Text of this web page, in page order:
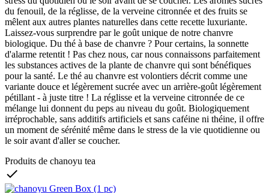
du fenouil, de la réglisse, de la verveine citronnée et des fruits se
mêlent aux autres plantes naturelles dans cette recette luxuriante.
Laissez-vous surprendre par le goût unique de notre chanvre
biologique. Du thé à base de chanvre ? Pour certains, la sonnette
d'alarme retentit ! Pas chez nous, car nous connaissons parfaitement
les substances actives de la plante de chanvre qui sont bénéfiques
pour la santé. Le thé au chanvre est volontiers décrit comme une
variante douce et légèrement sucrée avec un arrière-goût légèrement
pétillant - à juste titre ! La réglisse et la verveine citronnée de ce
mélange lui donnent du peps au niveau du goût. Biologiquement
irréprochable, sans additifs artificiels et sans caféine ni théine, il offre
un moment de sérénité même dans le stress de la vie quotidienne ou
le soir avant d'aller se coucher.
Produits de chanoyu tea
